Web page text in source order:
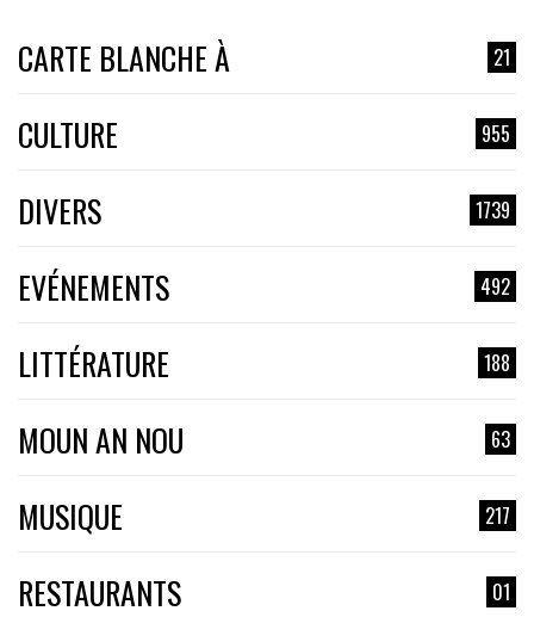
CARTE BLANCHE À 21
CULTURE 955
DIVERS 1739
EVÉNEMENTS 492
LITTÉRATURE 188
MOUN AN NOU 63
MUSIQUE 217
RESTAURANTS 01